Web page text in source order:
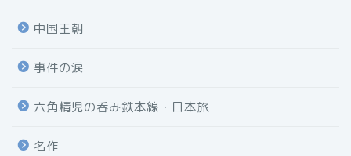
中国王朝
事件の涙
六角精児の呑み鉄本線・日本旅
名作